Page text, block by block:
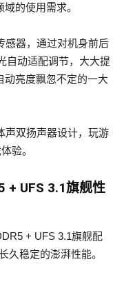
的使用需求。
感器，通过对机身前后
自动适配调节，大大提
动亮度飘忽不定的一大
声双扬声器设计，玩游
验。
+ UFS 3.1旗舰性
+ UFS 3.1旗舰配
久稳定的澎湃性能。